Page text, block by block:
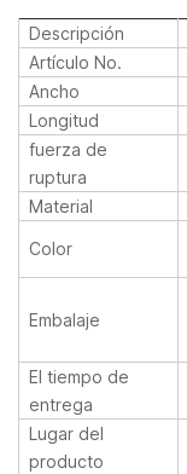
Descripción
Artículo No.
Ancho
Longitud
fuerza de
ruptura
Material
Color
Embalaje
El tiempo de
entrega
Lugar del
producto